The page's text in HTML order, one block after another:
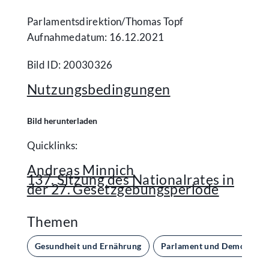
Parlamentsdirektion/​Thomas Topf
Aufnahmedatum: 16.12.2021
Bild ID: 20030326
Nutzungsbedingungen
Bild herunterladen
Quicklinks:
Andreas Minnich
137. Sitzung des Nationalrates in
der 27. Gesetzgebungsperiode
Themen
Gesundheit und Ernährung Parlament und Demokratie